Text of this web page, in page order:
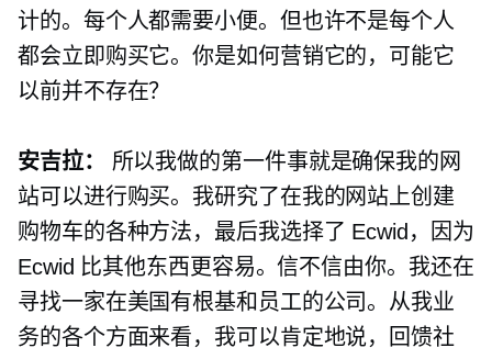
计的。每个人都需要小便。但也许不是每个人
都会立即购买它。你是如何营销它的，可能它
以前并不存在？
安吉拉：
所以我做的第一件事就是确保我的网
站可以进行购买。我研究了在我的网站上创建
购物车的各种方法，最后我选择了 Ecwid，因为
Ecwid 比其他东西更容易。信不信由你。我还在
寻找一家在美国有根基和员工的公司。从我业
务的各个方面来看，我可以肯定地说，回馈社